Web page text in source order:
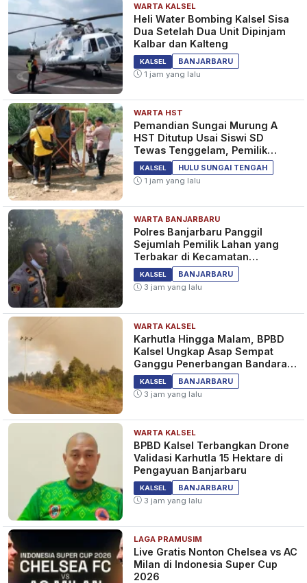
Khilafah Muslimin Pulau Sebuku
Kotabaru Untuk Setia dan
Mencintai NKRI
Disperin Kalsel: Pembangunan
Industri Baterai di Pulau Sebuku
WARTA KALSEL
Heli Water Bombing Kalsel Sisa
Dua Setelah Dua Unit Dipinjam
Kalbar dan Kalteng
KALSEL
BANJARBARU
1 jam yang lalu
WARTA HST
Pemandian Sungai Murung A
HST Ditutup Usai Siswi SD
Tewas Tenggelam, Pemilik
Lahan Diperiksa Polisi
KALSEL
HULU SUNGAI TENGAH
1 jam yang lalu
WARTA BANJARBARU
Polres Banjarbaru Panggil
Sejumlah Pemilik Lahan yang
Terbakar di Kecamatan
Cempaka
KALSEL
BANJARBARU
3 jam yang lalu
WARTA KALSEL
Karhutla Hingga Malam, BPBD
Kalsel Ungkap Asap Sempat
Ganggu Penerbangan Bandara
Syamsudin Noor
KALSEL
BANJARBARU
3 jam yang lalu
WARTA KALSEL
BPBD Kalsel Terbangkan Drone
Validasi Karhutla 15 Hektare di
Pengayuan Banjarbaru
KALSEL
BANJARBARU
3 jam yang lalu
LAGA PRAMUSIM
Live Gratis Nonton Chelsea vs AC
Milan di Indonesia Super Cup
2026